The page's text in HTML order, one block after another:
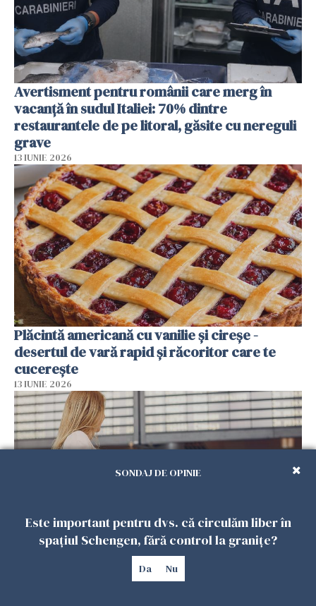
Avertisment pentru românii care merg în
vacanță în sudul Italiei: 70% dintre
restaurantele de pe litoral, găsite cu nereguli
grave
13 IUNIE 2026
Plăcintă americană cu vanilie și cireșe -
desertul de vară rapid și răcoritor care te
cucerește
13 IUNIE 2026
Grevă în Italia pe 13 iunie: aeroporturi majore,
sub presiune timp de 18 ore
SONDAJ DE OPINIE
Este important pentru dvs. că circulăm liber în
spațiul Schengen, fără control la granițe?
Da Nu